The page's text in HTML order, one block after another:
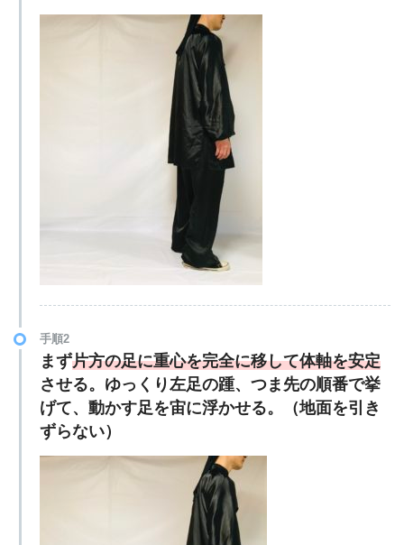
手順2
まず片方の足に重心を完全に移して体軸を安定
させる。ゆっくり左足の踵、つま先の順番で挙
げて、動かす足を宙に浮かせる。（地面を引き
ずらない）